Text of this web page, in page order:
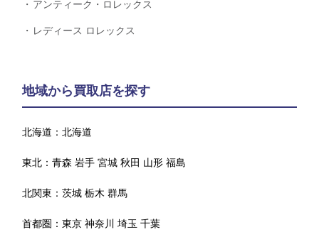
アンティーク・ロレックス
レディース ロレックス
地域から買取店を探す
北海道：北海道
東北：青森 岩手 宮城 秋田 山形 福島
北関東：茨城 栃木 群馬
首都圏：東京 神奈川 埼玉 千葉